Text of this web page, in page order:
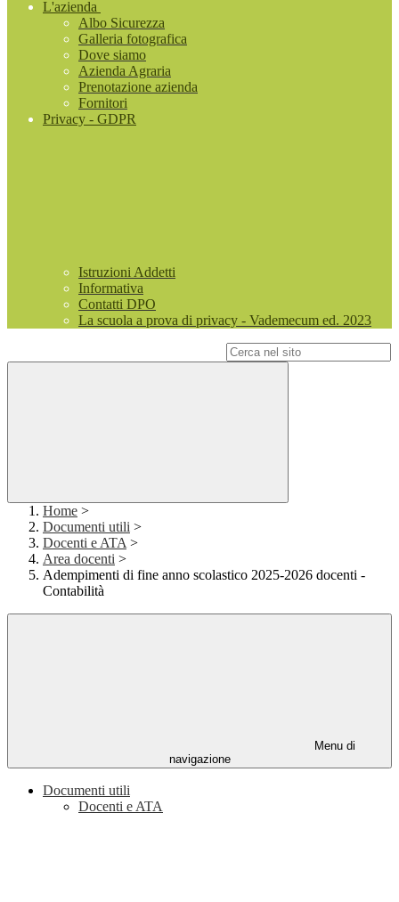
L'azienda
Albo Sicurezza
Galleria fotografica
Dove siamo
Azienda Agraria
Prenotazione azienda
Fornitori
Privacy - GDPR
Istruzioni Addetti
Informativa
Contatti DPO
La scuola a prova di privacy - Vademecum ed. 2023
Home >
Documenti utili >
Docenti e ATA >
Area docenti >
Adempimenti di fine anno scolastico 2025-2026 docenti -
Contabilità
Menu di
navigazione
Documenti utili
Docenti e ATA